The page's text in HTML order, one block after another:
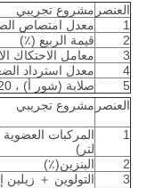
العنصر مشروع تجريبي
1
معدل امتصاص
2
قيمة الربيع (٪)
3
معامل الاحتكاك
4
معدل استرداد
5
صلابة (شور أ) ، 20
العنصر مشروع تجريبي
1
لتر)
2 البنزين(٪)
3
التولوين ＋ زيلين